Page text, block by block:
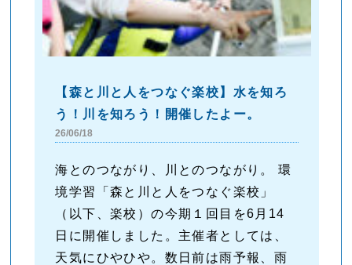
【森と川と人をつなぐ楽校】水を知ろ
う！川を知ろう！開催したよー。
26/06/18
海とのつながり、川とのつながり。 環
境学習「森と川と人をつなぐ楽校」
（以下、楽校）の今期１回目を6月14
日に開催しました。主催者としては、
天気にひやひや。数日前は雨予報、雨